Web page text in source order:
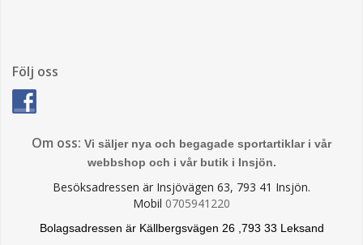
Följ oss
Om oss: Vi säljer nya och begagade sportartiklar i vår
webbshop och i vår butik i Insjön.
Besöksadressen är Insjövägen 63, 793 41 Insjön.
Mobil 0705941220
Bolagsadressen är Källbergsvägen 26 ,793 33 Leksand